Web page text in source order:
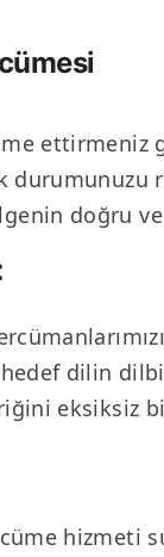
doğru
dilin
eksiksiz
hizmeti